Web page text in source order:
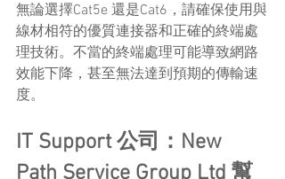
無論選擇Cat5e 還是Cat6，請確保使用與
線材相符的優質連接器和正確的終端處
理技術。不當的終端處理可能導致網路
效能下降，甚至無法達到預期的傳輸速
度。
IT Support 公司：New
Path Service Group Ltd 幫